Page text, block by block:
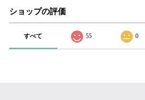
ショップの評価
すべて 55 0